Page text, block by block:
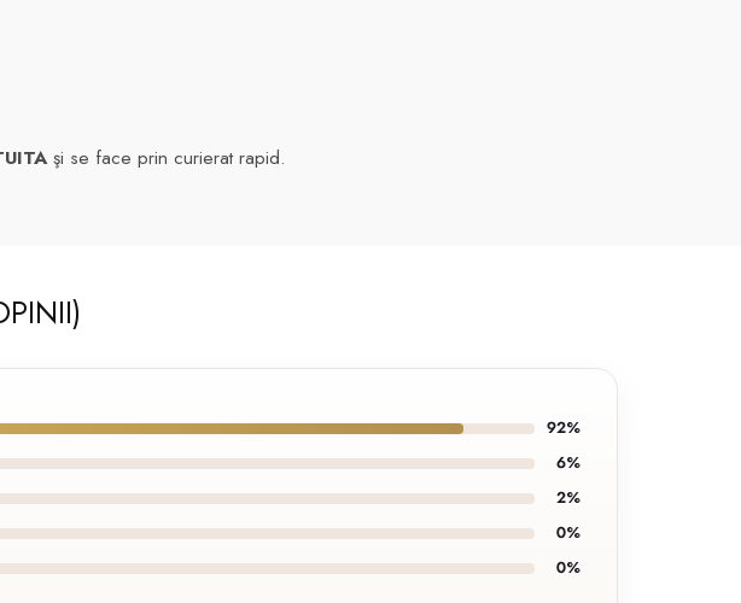
şi se face prin curierat rapid.
92%
6%
2%
0%
0%